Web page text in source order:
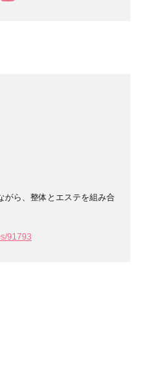
がら、整体とエステを組み合
91793